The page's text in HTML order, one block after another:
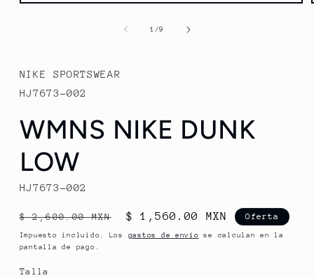
Abrir
ventana
modal
1 /de
9
NIKE SPORTSWEAR
HJ7673-002
WMNS NIKE DUNK
LOW
HJ7673-002
Precio
habitual
$ 2,600.00 MXN
Precio
de
$ 1,560.00 MXN Oferta
Impuesto incluido. Los gastos de envío
se calculan en la
pantalla de pago.
Talla